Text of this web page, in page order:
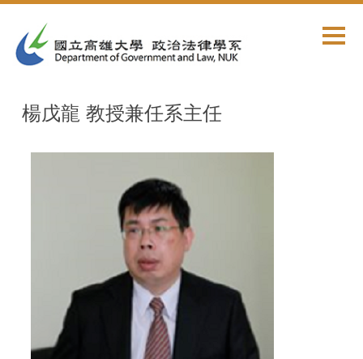
主
楊戊龍 教授兼任系主任